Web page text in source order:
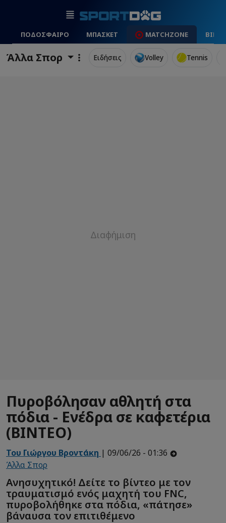
ΠΟΔΟΣΦΑΙΡΟ ΜΠΑΣΚΕΤ MATCHZONE
Άλλα Σπορ Ειδήσεις Volley Tennis
Πυροβόλησαν αθλητή στα
πόδια - Ενέδρα σε καφετέρια
(ΒΙΝΤΕΟ)
Του Γιώργου Βροντάκη | 09/06/26 - 01:36
Άλλα Σπορ
Ανησυχητικό! Δείτε το βίντεο με τον
τραυματισμό ενός μαχητή του FNC,
πυροβολήθηκε στα πόδια, «πάτησε»
βάναυσα τον επιτιθέμενο